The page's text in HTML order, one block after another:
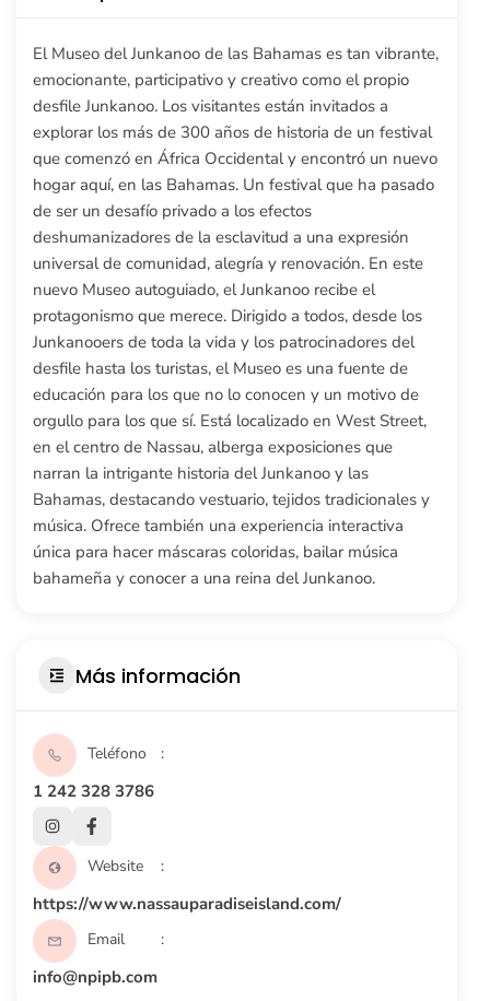
El Museo del Junkanoo de las Bahamas es tan vibrante,
emocionante, participativo y creativo como el propio
desfile Junkanoo. Los visitantes están invitados a
explorar los más de 300 años de historia de un festival
que comenzó en África Occidental y encontró un nuevo
hogar aquí, en las Bahamas. Un festival que ha pasado
de ser un desafío privado a los efectos
deshumanizadores de la esclavitud a una expresión
universal de comunidad, alegría y renovación. En este
nuevo Museo autoguiado, el Junkanoo recibe el
protagonismo que merece. Dirigido a todos, desde los
Junkanooers de toda la vida y los patrocinadores del
desfile hasta los turistas, el Museo es una fuente de
educación para los que no lo conocen y un motivo de
orgullo para los que sí. Está localizado en West Street,
en el centro de Nassau, alberga exposiciones que
narran la intrigante historia del Junkanoo y las
Bahamas, destacando vestuario, tejidos tradicionales y
música. Ofrece también una experiencia interactiva
única para hacer máscaras coloridas, bailar música
bahameña y conocer a una reina del Junkanoo.
Más información
Teléfono
1 242 328 3786
Website
https://www.nassauparadiseisland.com/
Email
info@npipb.com